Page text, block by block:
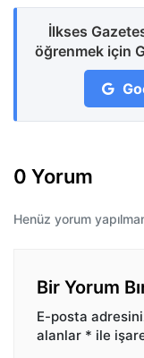
İlkses
öğrenmek için
0 Yorum
Henüz yorum
Bir Yorum
E-posta
alanlar * ile